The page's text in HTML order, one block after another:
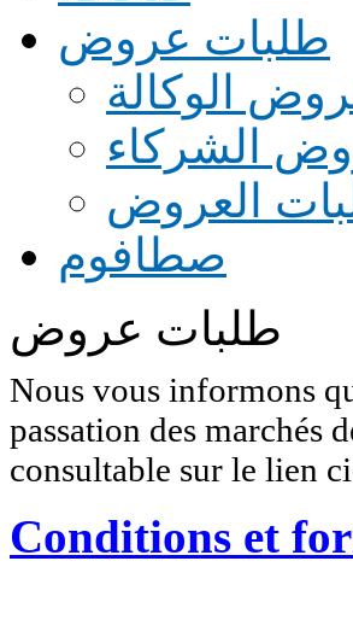
طلبات عروض
الوكالة
الشركاء
العروض
صطافوم
طلبات عروض
Nous vous informons
passation des marchés
consultable sur le lien
Conditions et